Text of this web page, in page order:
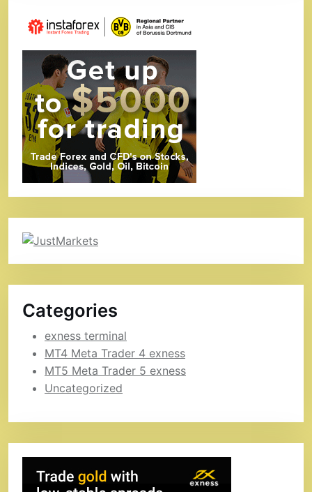
Categories
exness terminal
MT4 Meta Trader 4 exness
MT5 Meta Trader 5 exness
Uncategorized